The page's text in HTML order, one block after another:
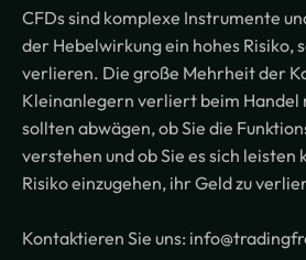
CFDs sind komplexe Instrumente
der Hebelwirkung ein hohes Risiko,
verlieren. Die große Mehrheit der
Kleinanlegern verliert beim Handel
sollten abwägen, ob Sie die
verstehen und ob Sie es sich leisten
Risiko einzugehen, ihr Geld zu
Kontaktieren Sie uns: